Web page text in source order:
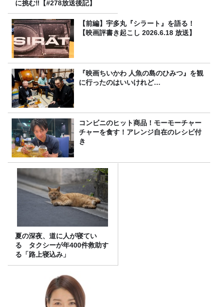
に挑む‼【#278放送後記】
【前編】宇多丸『シラート』を語る！
【映画評書き起こし 2026.6.18 放送】
『映画ちいかわ 人魚の島のひみつ』を観
に行ったのはいいけれど…
コンビニのヒット商品！モーモーチャー
チャーを食す！アレンジ自在のレシピ付
き
夏の深夜、道に人が寝てい
る タクシーが年400件救助す
る「路上寝込み」